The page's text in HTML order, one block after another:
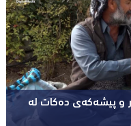
و پیشەکەی دەکات لە